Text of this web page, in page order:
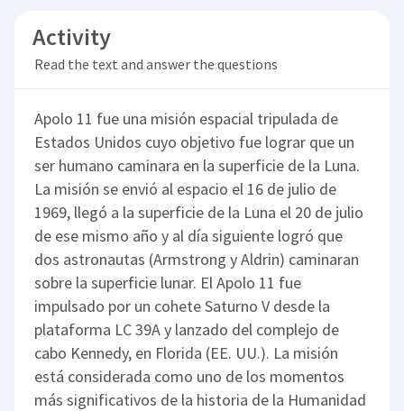
Activity
Read the text and answer the questions
Apolo 11 fue una misión espacial tripulada de
Estados Unidos cuyo objetivo fue lograr que un
ser humano caminara en la superficie de la Luna.
La misión se envió al espacio el 16 de julio de
1969, llegó a la superficie de la Luna el 20 de julio
de ese mismo año y al día siguiente logró que
dos astronautas (Armstrong y Aldrin) caminaran
sobre la superficie lunar. El Apolo 11 fue
impulsado por un cohete Saturno V desde la
plataforma LC 39A y lanzado del complejo de
cabo Kennedy, en Florida (EE. UU.). La misión
está considerada como uno de los momentos
más significativos de la historia de la Humanidad